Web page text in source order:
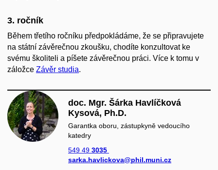
3. ročník
Během třetího ročníku předpokládáme, že se připravujete
na státní závěrečnou zkoušku, chodíte konzultovat ke
svému školiteli a píšete závěrečnou práci. Více k tomu v
záložce Závěr studia.
doc. Mgr. Šárka Havlíčková
Kysová, Ph.D.
Garantka oboru, zástupkyně vedoucího
katedry
549 49 3035
sarka.havlickova@phil.muni.cz